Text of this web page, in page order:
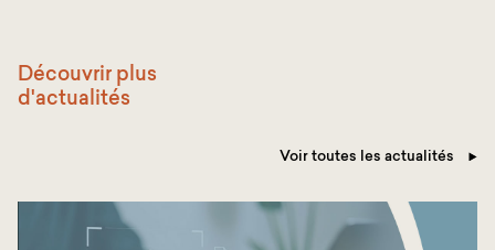
Découvrir plus
d'actualités
Voir toutes les actualités